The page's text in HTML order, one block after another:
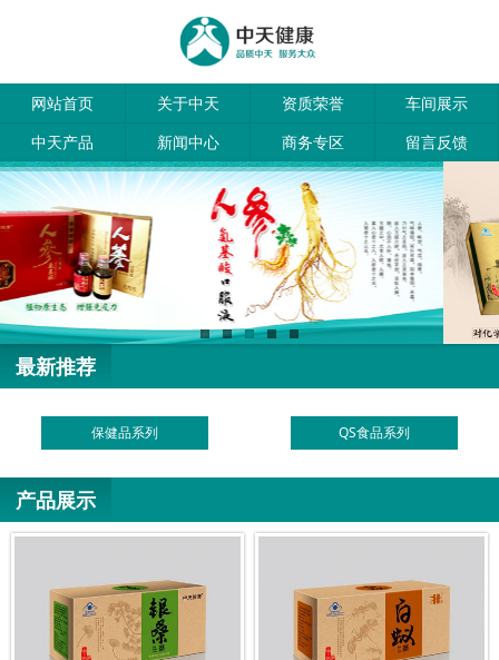
网站首页 关于中天 资质荣誉
车间展示
中天产品
新闻中心 商务专区 留言反馈
最新推荐
保健品系列 QS食品系列
产品展示